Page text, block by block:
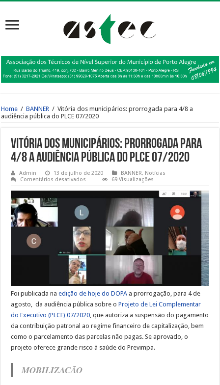
Home / BANNER / Vitória dos municipários: prorrogada para 4/8 a
audiência pública do PLCE 07/2020
Vitória dos municipários: prorrogada para
4/8 a audiência pública do PLCE 07/2020
Admin 13 de julho de 2020 BANNER, Notícias
Comentários desativados
dos
municipários:
prorrogada
para
4/8
audiência
pública
do
PLCE
07/2020
69 Visualizações
Foi publicada naedição de hoje do DOPA a prorrogação, para 4 de
agosto, da audiência pública sobre oProjeto de Lei Complementar
do Executivo (PLCE) 07/2020 , que autoriza a suspensão do pagamento
da contribuição patronal ao regime financeiro de capitalização, bem
como o parcelamento das parcelas não pagas. Se aprovado, o
projeto oferece grande risco à saúde do Previmpa.
MOBILIZACÃO